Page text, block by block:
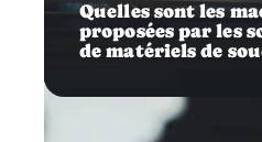
Quelles sont les
proposées par les
de matériels de